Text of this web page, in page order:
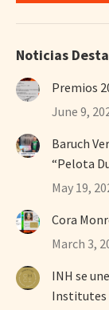
Noticias
Premios
June 9,
Baruch
“Pelota
May 19,
Cora
March 3,
INH se
Institutes